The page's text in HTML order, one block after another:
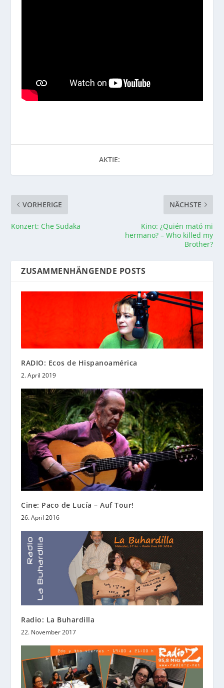
AKTIE:
VORHERIGE
Konzert: Che Sudaka
NÄCHSTE
Kino: ¿Quién mató mi
hermano? – Who killed my
Brother?
ZUSAMMENHÄNGENDE POSTS
RADIO: Ecos de Hispanoamérica
2. April 2019
Cine: Paco de Lucía – Auf Tour!
26. April 2016
Radio: La Buhardilla
22. November 2017